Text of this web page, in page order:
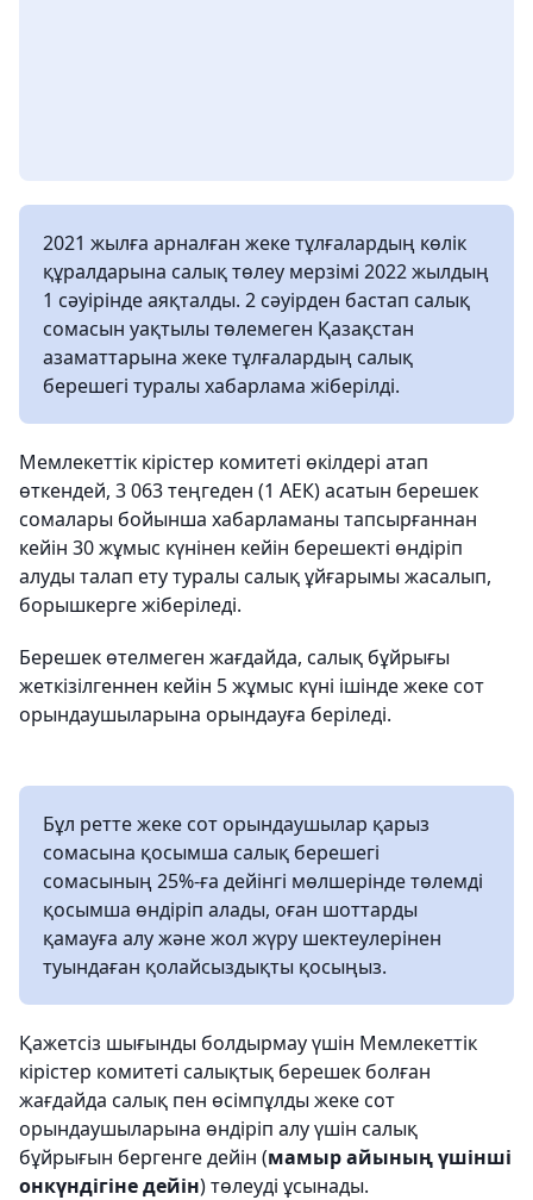
2021 жылға арналған жеке тұлғалардың көлік
құралдарына салық төлеу мерзімі 2022 жылдың
1 сәуірінде аяқталды. 2 сәуірден бастап салық
сомасын уақтылы төлемеген Қазақстан
азаматтарына жеке тұлғалардың салық
берешегі туралы хабарлама жіберілді.
Мемлекеттік кірістер комитеті өкілдері атап
өткендей, 3 063 теңгеден (1 АЕК) асатын берешек
сомалары бойынша хабарламаны тапсырғаннан
кейін 30 жұмыс күнінен кейін берешекті өндіріп
алуды талап ету туралы салық ұйғарымы жасалып,
борышкерге жіберіледі.
Берешек өтелмеген жағдайда, салық бұйрығы
жеткізілгеннен кейін 5 жұмыс күні ішінде жеке сот
орындаушыларына орындауға беріледі.
Бұл ретте жеке сот орындаушылар қарыз
сомасына қосымша салық берешегі
сомасының 25%-ға дейінгі мөлшерінде төлемді
қосымша өндіріп алады, оған шоттарды
қамауға алу және жол жүру шектеулерінен
туындаған қолайсыздықты қосыңыз.
Қажетсіз шығынды болдырмау үшін Мемлекеттік
кірістер комитеті салықтық берешек болған
жағдайда салық пен өсімпұлды жеке сот
орындаушыларына өндіріп алу үшін салық
бұйрығын бергенге дейін (мамыр айының үшінші
онкүндігіне дейін) төлеуді ұсынады.